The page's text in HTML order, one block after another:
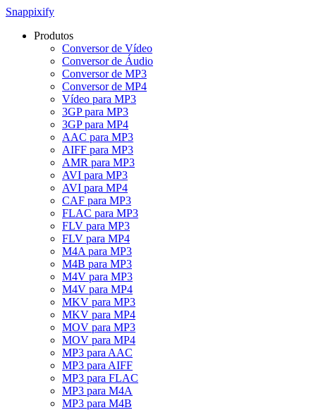
Snappixify
Produtos
Conversor de Vídeo
Conversor de Áudio
Conversor de MP3
Conversor de MP4
Vídeo para MP3
3GP para MP3
3GP para MP4
AAC para MP3
AIFF para MP3
AMR para MP3
AVI para MP3
AVI para MP4
CAF para MP3
FLAC para MP3
FLV para MP3
FLV para MP4
M4A para MP3
M4B para MP3
M4V para MP3
M4V para MP4
MKV para MP3
MKV para MP4
MOV para MP3
MOV para MP4
MP3 para AAC
MP3 para AIFF
MP3 para FLAC
MP3 para M4A
MP3 para M4B